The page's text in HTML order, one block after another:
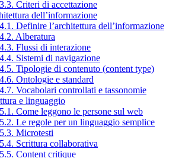
Criteri di accettazione
dell’informazione
Definire l’architettura dell’informazione
Alberatura
Flussi di interazione
Sistemi di navigazione
Tipologie di contenuto (content type)
Ontologie e standard
Vocabolari controllati e tassonomie
e linguaggio
Come leggono le persone sul web
Le regole per un linguaggio semplice
Microtesti
Scrittura collaborativa
Content critique